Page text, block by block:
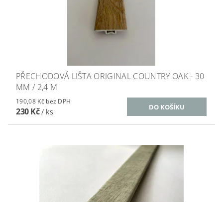
PŘECHODOVÁ LIŠTA ORIGINAL COUNTRY OAK - 30
MM / 2,4 M
190,08 Kč bez DPH
230 Kč/ ks